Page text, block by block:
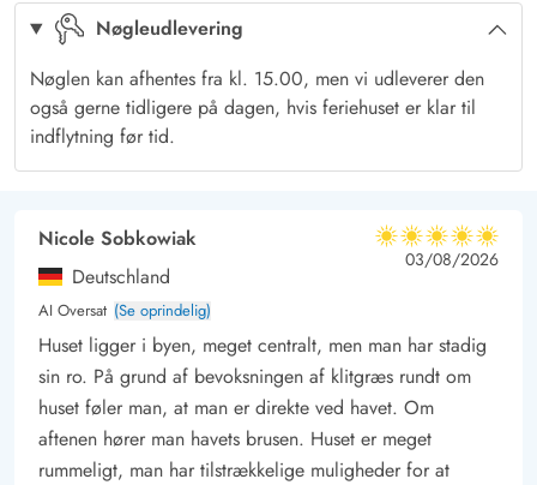
varm sommerdag med et glas vin og et godt stykke kød, som
er tilberedt på gasgrillen. Den sydvendte terrasse er delvist
overdækket, så I kan sidde i ly for en lille regnbyge på en
ellers lun sommerdag.
Fra stuen er der direkte udgang til den vestvendte terrasse, og
Skøn beliggenhed i Hvide Sande
Sommerhuset har en fantastisk beliggenhed i Hvide Sande,
hvor I hverken har langt til vand, restauranter og
indkøbsmuligheder. Vesterhavet og den hvide sandstrand
ligger blot 400 meter fra feriehuset, og jeres nærmeste
indkøbsmulighed ligger også i gåafstand herfra.
Hvide Sande er et sandt paradis for vandsportsentusiaster, da
der er mulighed for diverse vandsportsaktiviteter på havet og
Nøgleudlevering
Nøglen kan afhentes fra kl. 15.00, men vi udleverer den
også gerne tidligere på dagen, hvis feriehuset er klar til
indflytning før tid.
Nicole Sobkowiak
Deutschland
AI Oversat (Se oprindelig)
5 ud af 5
5 ud af 5
5 out of 5
03/08/2026
Huset ligger i byen, meget centralt, men man har stadig
sin ro. På grund af bevoksningen af klitgræs rundt om
huset føler man, at man er direkte ved havet. Om
aftenen hører man havets brusen. Huset er meget
rummeligt, man har tilstrækkelige muligheder for at